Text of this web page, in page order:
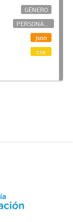
GÉNERO
PERSONAL CIENTÍFICO-TECNOLÓGICO
json
csv